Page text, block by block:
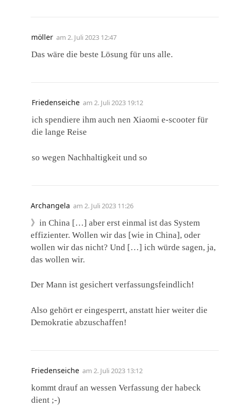
möller am 2. Juli 2023 12:47
Das wäre die beste Lösung für uns alle.
Friedenseiche am 2. Juli 2023 19:12
ich spendiere ihm auch nen Xiaomi e-scooter für
die lange Reise
so wegen Nachhaltigkeit und so
Archangela am 2. Juli 2023 11:26
》in China […] aber erst einmal ist das System
effizienter. Wollen wir das [wie in China], oder
wollen wir das nicht? Und […] ich würde sagen, ja,
das wollen wir.
Der Mann ist gesichert verfassungsfeindlich!
Also gehört er eingesperrt, anstatt hier weiter die
Demokratie abzuschaffen!
Friedenseiche am 2. Juli 2023 13:12
kommt drauf an wessen Verfassung der habeck
dient ;-)